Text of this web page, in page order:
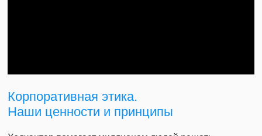
Корпоративная этика.
Наши ценности и принципы